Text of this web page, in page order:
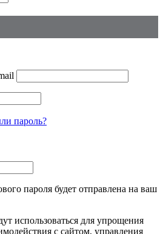
пароль?
пароля будет отправлена на ваш
использоваться для упрощения
с сайтом, управления